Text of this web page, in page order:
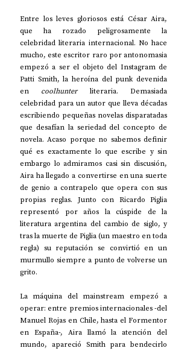
Entre los leves gloriosos está César Aira,
que ha rozado peligrosamente la
celebridad literaria internacional. No hace
mucho, este escritor raro por antonomasia
empezó a ser el objeto del Instagram de
Patti Smith, la heroína del punk devenida
en coolhunter literaria. Demasiada
celebridad para un autor que lleva décadas
escribiendo pequeñas novelas disparatadas
que desafían la seriedad del concepto de
novela. Acaso porque no sabemos definir
qué es exactamente lo que escribe y sin
embargo lo admiramos casi sin discusión,
Aira ha llegado a convertirse en una suerte
de genio a contrapelo que opera con sus
propias reglas. Junto con Ricardo Piglia
representó por años la cúspide de la
literatura argentina del cambio de siglo, y
tras la muerte de Piglia (un maestro en toda
regla) su reputación se convirtió en un
murmullo siempre a punto de volverse un
grito.
La máquina del mainstream empezó a
operar: entre premios internacionales -del
Manuel Rojas en Chile, hasta el Formentor
en España-, Aira llamó la atención del
mundo, apareció Smith para bendecirlo